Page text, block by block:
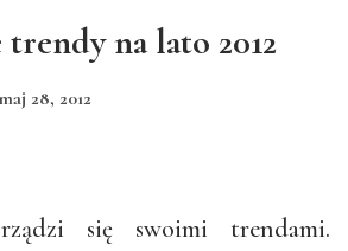
na lato 2012
maj 28, 2012
się swoimi trendami.